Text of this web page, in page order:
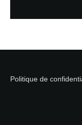
Politique de